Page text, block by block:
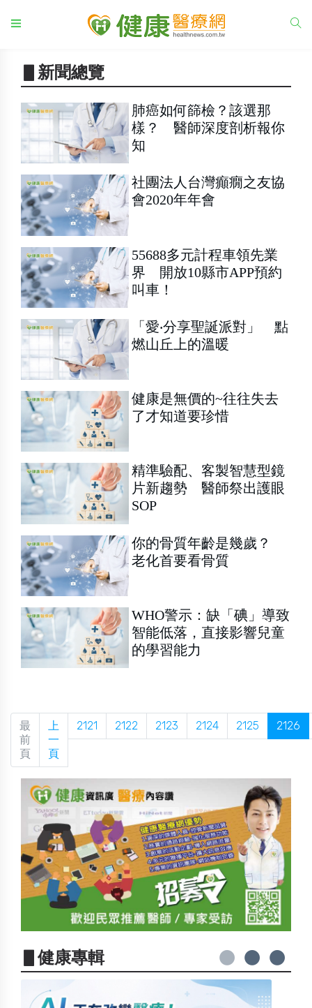
▋新聞總覽
肺癌如何篩檢？該選那
樣？ 醫師深度剖析報你
知
社團法人台灣癲癇之友協
會2020年年會
55688多元計程車領先業
界 開放10縣市APP預約
叫車！
「愛‧分享聖誕派對」 點
燃山丘上的溫暖
健康是無價的~往往失去
了才知道要珍惜
精準驗配、客製智慧型鏡
片新趨勢 醫師祭出護眼
SOP
你的骨質年齡是幾歲？
老化首要看骨質
WHO警示：缺「碘」導致
智能低落，直接影響兒童
的學習能力
最
前
頁
上
一
頁
2121 2122 2123 2124 2125 2126
▋健康專輯